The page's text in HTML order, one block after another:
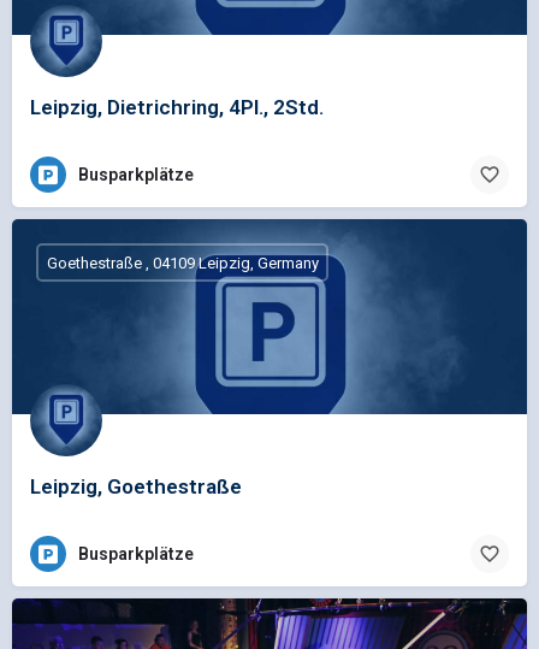
Leipzig, Dietrichring, 4Pl., 2Std.
Busparkplätze
Leipzig, Goethestraße
Goethestraße , 04109 Leipzig, Germany
Busparkplätze